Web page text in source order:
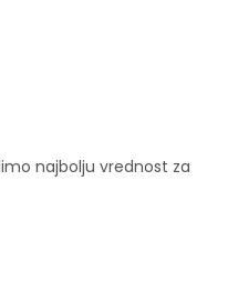
najbolju vrednost za